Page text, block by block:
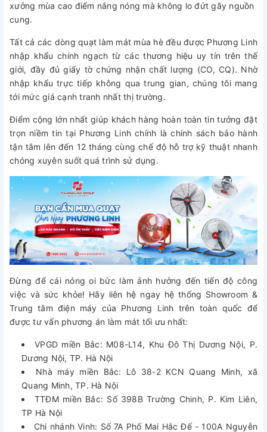
xưởng mùa cao điểm nắng nóng mà không lo đứt gãy nguồn
cung.
Tất cả các dòng quạt làm mát mùa hè đều được Phương Linh
nhập khẩu chính ngạch từ các thương hiệu uy tín trên thế
giới, đầy đủ giấy tờ chứng nhận chất lượng (CO, CQ). Nhờ
nhập khẩu trực tiếp không qua trung gian, chúng tôi mang
tới mức giá cạnh tranh nhất thị trường.
Điểm cộng lớn nhất giúp khách hàng hoàn toàn tin tưởng đặt
trọn niềm tin tại Phương Linh chính là chính sách bảo hành
tận tâm lên đến 12 tháng cùng chế độ hỗ trợ kỹ thuật nhanh
chóng xuyên suốt quá trình sử dụng.
Đừng để cái nóng oi bức làm ảnh hưởng đến tiến độ công
việc và sức khỏe! Hãy liên hệ ngay hệ thống Showroom &
Trung tâm điện máy của Phương Linh trên toàn quốc để
được tư vấn phương án làm mát tối ưu nhất:
VPGD miền Bắc: M08-L14, Khu Đô Thị Dương Nội, P.
Dương Nội, TP. Hà Nội
Nhà máy miền Bắc: Lô 38-2 KCN Quang Minh, xã
Quang Minh, TP. Hà Nội
TTĐM miền Bắc: Số 398B Trường Chinh, P. Kim Liên,
TP Hà Nội
Chi nhánh Vinh: Số 7A Phố Mai Hắc Đế - 100A Nguyễn